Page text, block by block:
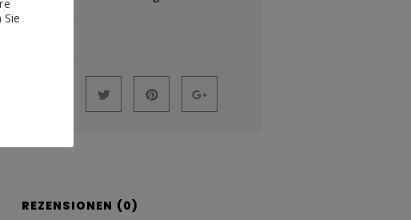
REZENSIONEN (0)